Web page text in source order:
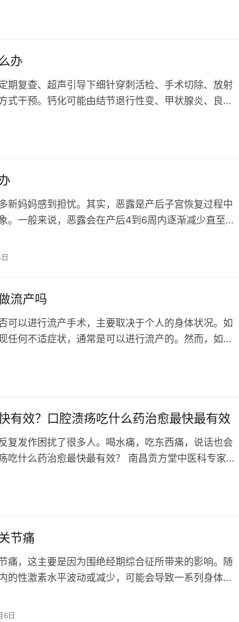
办
期复查、超声引导下细针穿刺活检、手术切除、放射
式干预。钙化可能由结节退行性变、甲状腺炎、良性
新妈妈感到担忧。其实，恶露是产后子宫恢复过程中
。一般来说，恶露会在产后4到6周内逐渐减少直至消
流产吗
可以进行流产手术，主要取决于个人的身体状况。如
任何不适症状，通常是可以进行流产的。然而，如果
有效？口腔溃疡吃什么药治愈最快最有效
复发作困扰了很多人。喝水痛，吃东西痛，说话也会
吃什么药治愈最快最有效？ 南昌贡方堂中医科专家陈
节痛
痛，这主要是因为围绝经期综合征所带来的影响。随
的性激素水平波动或减少，可能会导致一系列身体和
6日